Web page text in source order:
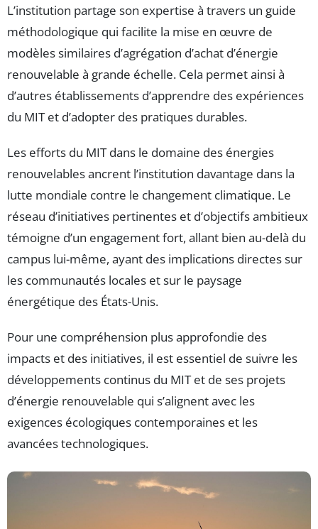
L’institution partage son expertise à travers un guide
méthodologique qui facilite la mise en œuvre de
modèles similaires d’agrégation d’achat d’énergie
renouvelable à grande échelle. Cela permet ainsi à
d’autres établissements d’apprendre des expériences
du MIT et d’adopter des pratiques durables.
Les efforts du MIT dans le domaine des énergies
renouvelables ancrent l’institution davantage dans la
lutte mondiale contre le changement climatique. Le
réseau d’initiatives pertinentes et d’objectifs ambitieux
témoigne d’un engagement fort, allant bien au-delà du
campus lui-même, ayant des implications directes sur
les communautés locales et sur le paysage
énergétique des États-Unis.
Pour une compréhension plus approfondie des
impacts et des initiatives, il est essentiel de suivre les
développements continus du MIT et de ses projets
d’énergie renouvelable qui s’alignent avec les
exigences écologiques contemporaines et les
avancées technologiques.